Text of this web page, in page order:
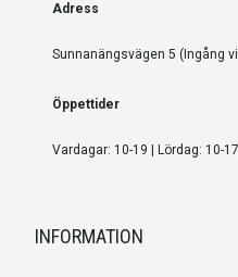
Adress
Sunnanängsvägen 5 (Ingång
Öppettider
Vardagar: 10-19 | Lördag: 10-
INFORMATION